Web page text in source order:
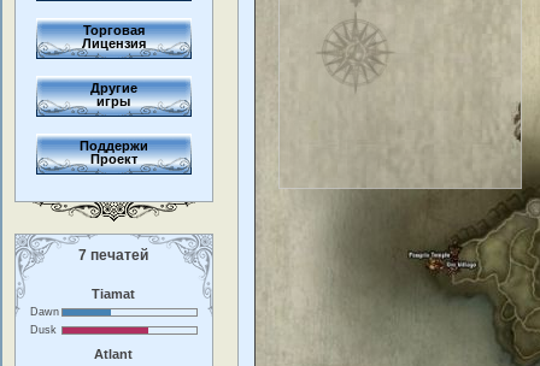
Торговая
Лицензия
Другие
игры
Поддержи
Проект
7 печатей
Tiamat
Dawn
Dusk
Atlant